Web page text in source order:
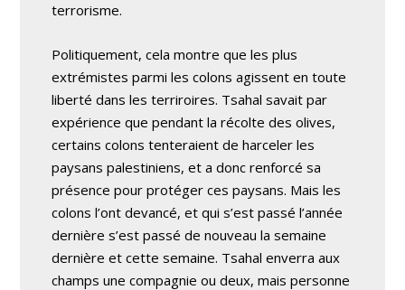
terrorisme.
Politiquement, cela montre que les plus
extrémistes parmi les colons agissent en toute
liberté dans les terriroires. Tsahal savait par
expérience que pendant la récolte des olives,
certains colons tenteraient de harceler les
paysans palestiniens, et a donc renforcé sa
présence pour protéger ces paysans. Mais les
colons l’ont devancé, et qui s’est passé l’année
dernière s’est passé de nouveau la semaine
dernière et cette semaine. Tsahal enverra aux
champs une compagnie ou deux, mais personne